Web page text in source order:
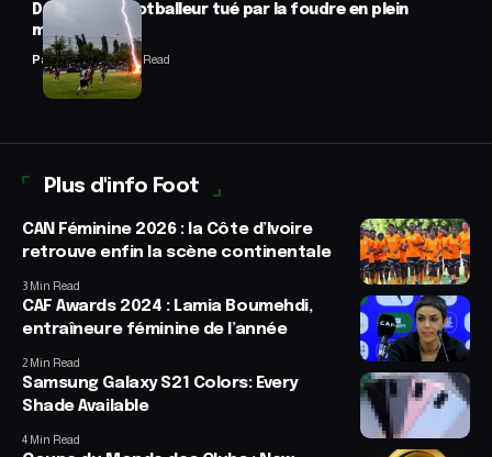
Drame : un footballeur tué par la foudre en plein
match
Panafrofoot2 Min Read
Plus d'info Foot
CAN Féminine 2026 : la Côte d’Ivoire
retrouve enfin la scène continentale
3 Min Read
CAF Awards 2024 : Lamia Boumehdi,
entraîneure féminine de l’année
2 Min Read
Samsung Galaxy S21 Colors: Every
Shade Available
4 Min Read